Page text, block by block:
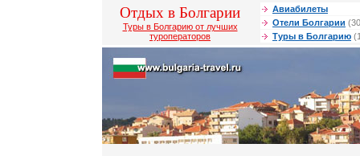
Отдых в Болгарии
Туры в Болгарию от лучших
туроператоров
Авиабилеты
Отели Болгарии
Туры в Болгарию